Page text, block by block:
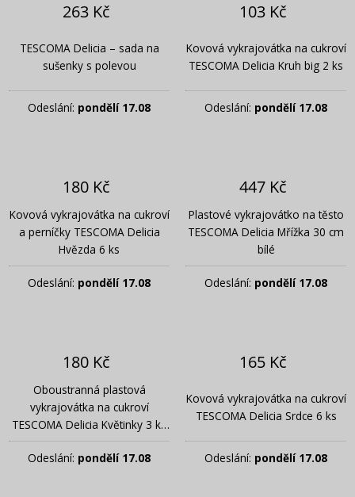
263 Kč
TESCOMA Delicia – sada na
sušenky s polevou
Odeslání: pondělí 17.08
103 Kč
Kovová vykrajovátka na cukroví
TESCOMA Delicia Kruh big 2 ks
Odeslání: pondělí 17.08
180 Kč
Kovová vykrajovátka na cukroví
a perníčky TESCOMA Delicia
Hvězda 6 ks
Odeslání: pondělí 17.08
447 Kč
Plastové vykrajovátko na těsto
TESCOMA Delicia Mřížka 30 cm
bílé
Odeslání: pondělí 17.08
180 Kč
Oboustranná plastová
vykrajovátka na cukroví
TESCOMA Delicia Květinky 3 ks
krémová
Odeslání: pondělí 17.08
165 Kč
Kovová vykrajovátka na cukroví
TESCOMA Delicia Srdce 6 ks
Odeslání: pondělí 17.08